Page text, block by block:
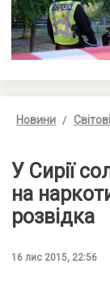
Новини
У Сирії
на
розвідка
16 лис 2015, 22:56